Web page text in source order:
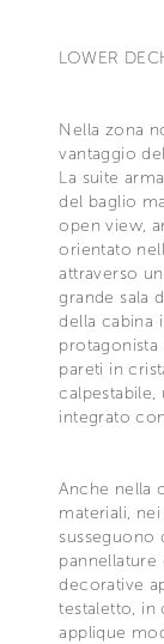
LOWER
Nella zona
vantaggio
La suite
del baglio
open view,
orientato
attraverso
grande sala
della cabina
pareti in
integrato
Anche nella
materiali,
susseguono
pannellature
decorative
testaletto, in
applique